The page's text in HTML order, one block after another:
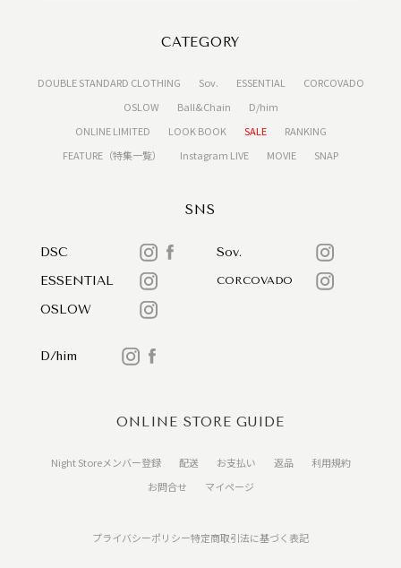
CATEGORY
DOUBLE STANDARD CLOTHING Sov. ESSENTIAL
CORCOVADO
OSLOW
Ball&Chain
D/him
ONLINE LIMITED
LOOK BOOK SALE
RANKING
FEATURE（特集一覧）
Instagram LIVE MOVIE SNAP
SNS
DSC
Sov.
ESSENTIAL
CORCOVADO
OSLOW
D/him
ONLINE STORE GUIDE
Night Storeメンバー登録 配送 お支払い 返品
利用規約
お問合せ
マイページ
プライバシーポリシー特定商取引法に基づく表記